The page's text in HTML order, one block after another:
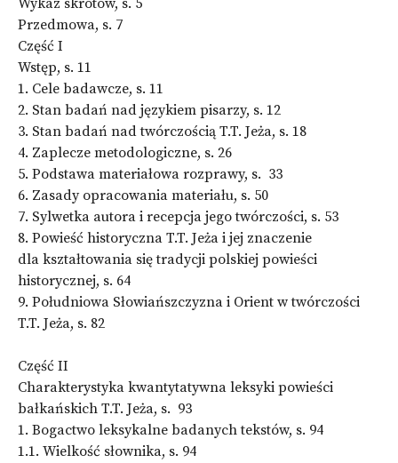
Wykaz skrótów, s. 5
Przedmowa, s. 7
Część I
Wstęp, s. 11
1. Cele badawcze, s. 11
2. Stan badań nad językiem pisarzy, s. 12
3. Stan badań nad twórczością T.T. Jeża, s. 18
4. Zaplecze metodologiczne, s. 26
5. Podstawa materiałowa rozprawy, s. 33
6. Zasady opracowania materiału, s. 50
7. Sylwetka autora i recepcja jego twórczości, s. 53
8. Powieść historyczna T.T. Jeża i jej znaczenie
dla kształtowania się tradycji polskiej powieści
historycznej, s. 64
9. Południowa Słowiańszczyzna i Orient w twórczości
T.T. Jeża, s. 82
Część II
Charakterystyka kwantytatywna leksyki powieści
bałkańskich T.T. Jeża, s. 93
1. Bogactwo leksykalne badanych tekstów, s. 94
1.1. Wielkość słownika, s. 94